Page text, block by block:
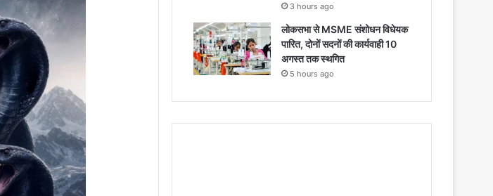
3 hours ago
लोकसभा से MSME संशोधन विधेयक
पारित, दोनों सदनों की कार्यवाही 10
अगस्त तक स्थगित
5 hours ago